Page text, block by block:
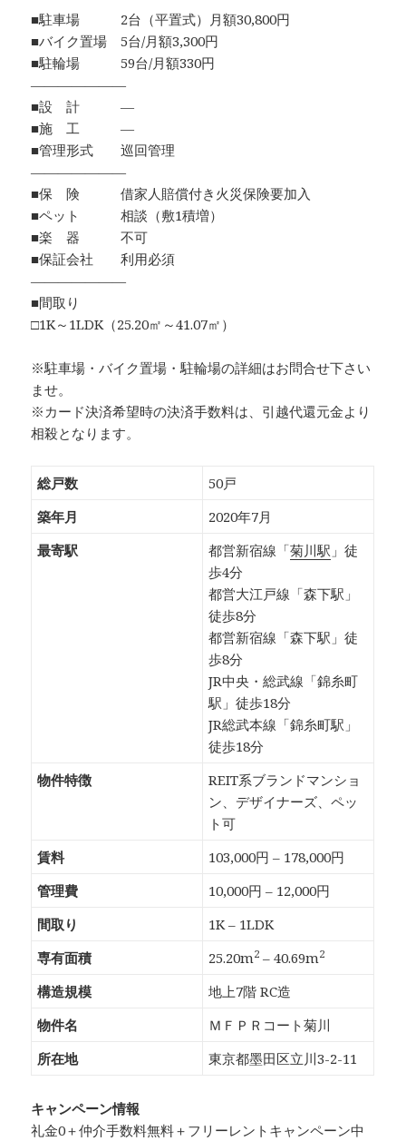
■駐車場 2台（平置式）月額30,800円
■バイク置場 5台/月額3,300円
■駐輪場 59台/月額330円
―――――――
■設 計 ―
■施 工 ―
■管理形式 巡回管理
―――――――
■保 険 借家人賠償付き火災保険要加入
■ペット 相談（敷1積増）
■楽 器 不可
■保証会社 利用必須
―――――――
■間取り
□1K～1LDK（25.20㎡～41.07㎡）
※駐車場・バイク置場・駐輪場の詳細はお問合せ下さい
ませ。
※カード決済希望時の決済手数料は、引越代還元金より
相殺となります。
総戸数
50戸
築年月
2020年7月
最寄駅
都営新宿線「菊川駅 」徒
歩4分
都営大江戸線「森下駅」
徒歩8分
都営新宿線「森下駅」徒
歩8分
JR中央・総武線「錦糸町
駅」徒歩18分
JR総武本線「錦糸町駅」
徒歩18分
物件特徴
REIT系ブランドマンショ
ン、デザイナーズ、ペッ
ト可
賃料
103,000円 – 178,000円
管理費
10,000円 – 12,000円
間取り
1K – 1LDK
専有面積
25.20m2 – 40.69m2
構造規模
地上7階 RC造
物件名
ＭＦＰＲコート菊川
所在地
東京都墨田区立川3-2-11
キャンペーン情報
礼金0＋仲介手数料無料＋ フリーレント キャンペーン中